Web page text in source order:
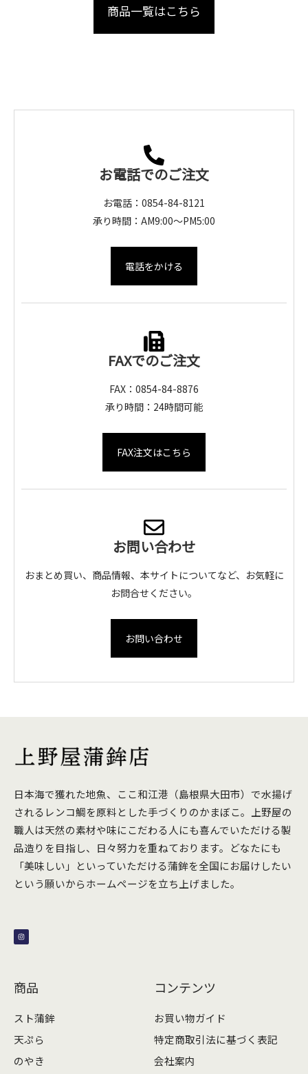
商品一覧はこちら
お電話でのご注文
お電話：0854-84-8121
承り時間：AM9:00～PM5:00
電話をかける
FAXでのご注文
FAX：0854-84-8876
承り時間：24時間可能
FAX注文はこちら
お問い合わせ
おまとめ買い、商品情報、本サイトについてなど、お気軽に
お問合せください。
お問い合わせ
日本海で獲れた地魚、ここ和江港（島根県大田市）で水揚げ
されるレンコ鯛を原料とした手づくりのかまぼこ。上野屋の
職人は天然の素材や味にこだわる人にも喜んでいただける製
品造りを目指し、日々努力を重ねております。どなたにも
「美味しい」といっていただける蒲鉾を全国にお届けしたい
という願いからホームページを立ち上げました。
s
t
a
商品
スト蒲鉾
天ぷら
のやき
コンテンツ
お買い物ガイド
特定商取引法に基づく表記
会社案内